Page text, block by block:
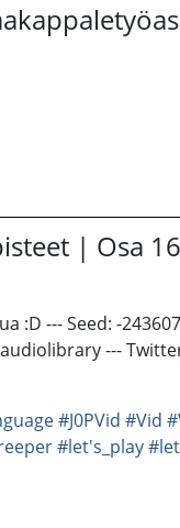
| Osa 16
:D --- Seed: -
---
#J0PVid #Vid
#let's_play